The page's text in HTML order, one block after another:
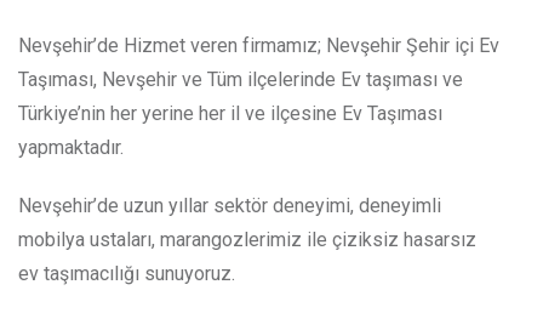
Nevşehir’de Hizmet veren firmamız; Nevşehir Şehir içi Ev
Taşıması, Nevşehir ve Tüm ilçelerinde Ev taşıması ve
Türkiye’nin her yerine her il ve ilçesine Ev Taşıması
yapmaktadır.
Nevşehir’de uzun yıllar sektör deneyimi, deneyimli
mobilya ustaları, marangozlerimiz ile çiziksiz hasarsız
ev taşımacılığı sunuyoruz.